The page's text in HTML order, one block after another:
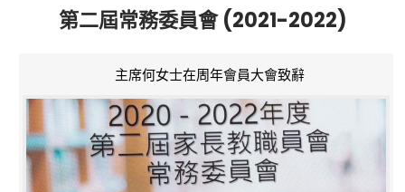
第二屆常務委員會 (2021-2022)
主席何女士在周年會員大會致辭